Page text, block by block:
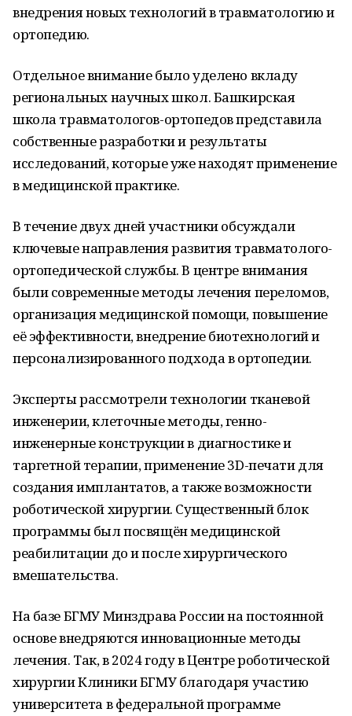
внедрения новых технологий в травматологию и
ортопедию.
Отдельное внимание было уделено вкладу
региональных научных школ. Башкирская
школа травматологов-ортопедов представила
собственные разработки и результаты
исследований, которые уже находят применение
в медицинской практике.
В течение двух дней участники обсуждали
ключевые направления развития травматолого-
ортопедической службы. В центре внимания
были современные методы лечения переломов,
организация медицинской помощи, повышение
её эффективности, внедрение биотехнологий и
персонализированного подхода в ортопедии.
Эксперты рассмотрели технологии тканевой
инженерии, клеточные методы, генно-
инженерные конструкции в диагностике и
таргетной терапии, применение 3D-печати для
создания имплантатов, а также возможности
роботической хирургии. Существенный блок
программы был посвящён медицинской
реабилитации до и после хирургического
вмешательства.
На базе БГМУ Минздрава России на постоянной
основе внедряются инновационные методы
лечения. Так, в 2024 году в Центре роботической
хирургии Клиники БГМУ благодаря участию
университета в федеральной программе